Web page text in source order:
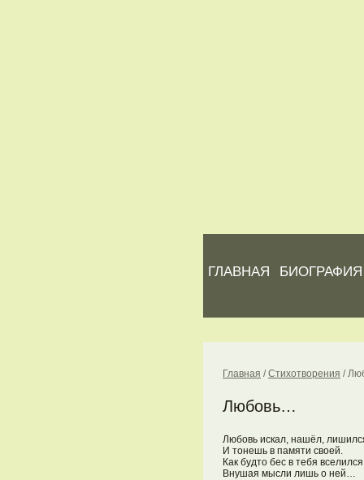
ГЛАВНАЯ БИОГРАФИЯ
Главная /Стихотворения /
Любовь…
Любовь искал, нашёл,
И тонешь в памяти своей.
Как будто бес в тебя
Внушая мысли лишь о ней…